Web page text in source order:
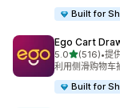
Built for
Ego Cart
5.0星（满分 5
(516)
总共 516 条评论
•提
利用侧滑购物车
Built for